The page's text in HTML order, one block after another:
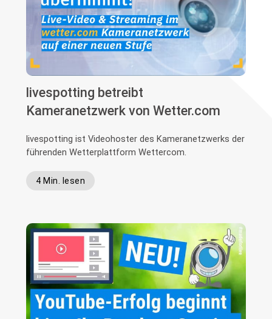
livespotting betreibt
Kameranetzwerk von Wetter.com
livespotting ist Videohoster des Kameranetzwerks der
führenden Wetterplattform Wettercom.
4 Min. lesen